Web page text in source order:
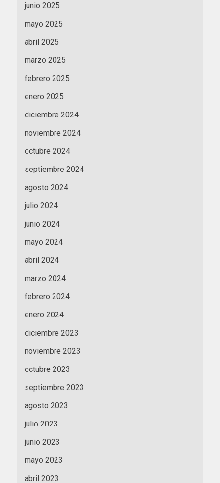
junio 2025
mayo 2025
abril 2025
marzo 2025
febrero 2025
enero 2025
diciembre 2024
noviembre 2024
octubre 2024
septiembre 2024
agosto 2024
julio 2024
junio 2024
mayo 2024
abril 2024
marzo 2024
febrero 2024
enero 2024
diciembre 2023
noviembre 2023
octubre 2023
septiembre 2023
agosto 2023
julio 2023
junio 2023
mayo 2023
abril 2023